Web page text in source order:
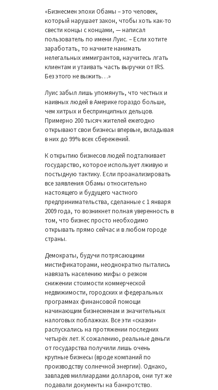
«Бизнесмен эпохи Обамы – это человек,
который нарушает закон, чтобы хоть как-то
свести концы с концами, — написал
пользователь по имени Луис. – Если хотите
заработать, то начните нанимать
нелегальных иммигрантов, научитесь лгать
клиентам и утаивать часть выручки от IRS.
Без этого не выжить…»
Луис забыл лишь упомянуть, что честных и
наивных людей в Америке гораздо больше,
чем хитрых и беспринципных дельцов.
Примерно 200 тысяч жителей ежегодно
открывают свои бизнесы впервые, вкладывая
в них до 99% всех сбережений.
К открытию бизнесов людей подталкивает
государство, которое использует лживую и
постыдную тактику. Если проанализировать
все заявления Обамы относительно
настоящего и будущего частного
предпринимательства, сделанные с 1 января
2009 года, то возникнет полная уверенность в
том, что бизнес просто необходимо
открывать прямо сейчас и в любом городе
страны.
Демократы, будучи потрясающими
мистификаторами, неоднократно пытались
навязать населению мифы о резком
снижении стоимости коммерческой
недвижимости, городских и федеральных
программах финансовой помощи
начинающим бизнесменам и значительных
налоговых поблажках. Все эти «сказки»
распускались на протяжении последних
четырёх лет. К сожалению, реальные деньги
от государства получили лишь очень
крупные бизнесы (вроде компаний по
производству солнечной энергии). Однако,
завладев миллиардами долларов, они тут же
подавали документы на банкротство.